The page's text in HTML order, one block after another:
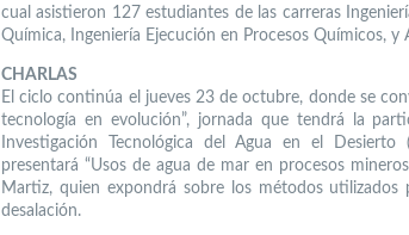
cual asistieron 127 estudiantes de las carreras
Química, Ingeniería Ejecución en Procesos Químicos,
CHARLAS
El ciclo continúa el jueves 23 de octubre, donde se
tecnología en evolución”, jornada que tendrá la
Investigación Tecnológica del Agua en el Desierto
presentará “Usos de agua de mar en procesos
Martiz, quien expondrá sobre los métodos utilizados
desalación.